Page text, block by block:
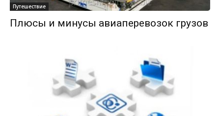
Путешествие
Плюсы и минусы авиаперевозок грузов